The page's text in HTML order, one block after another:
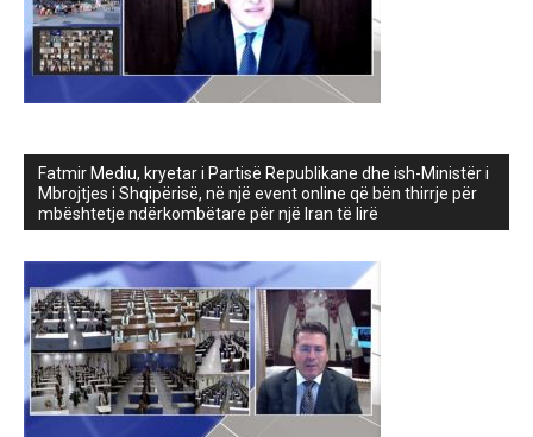
Fatmir Mediu, kryetar i Partisë Republikane dhe ish-Ministër i
Mbrojtjes i Shqipërisë, në një event online që bën thirrje për
mbështetje ndërkombëtare për një Iran të lirë